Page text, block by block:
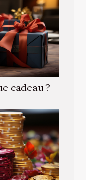
cadeau ?